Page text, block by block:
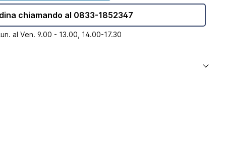
chiamando al 0833-1852347
al Ven. 9.00 - 13.00, 14.00-17.30